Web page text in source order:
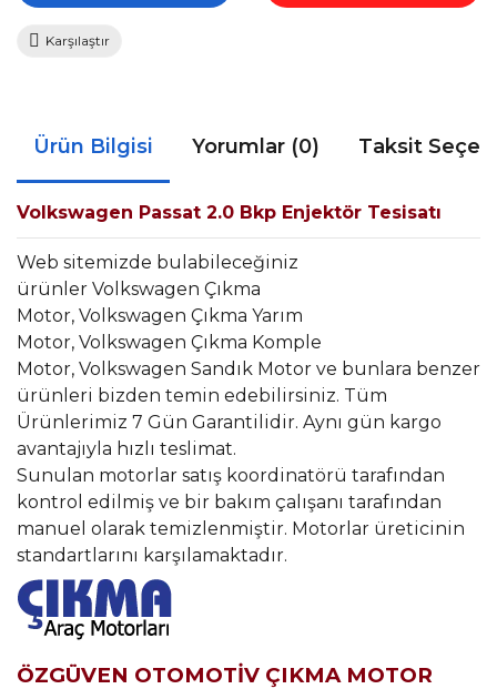
Karşılaştır
Ürün Bilgisi Yorumlar (0) Taksit
Volkswagen Passat 2.0 Bkp Enjektör Tesisatı
Web sitemizde bulabileceğiniz
ürünler Volkswagen Çıkma
Motor, Volkswagen Çıkma Yarım
Motor, Volkswagen Çıkma Komple
Motor, Volkswagen Sandık Motor ve bunlara benzer
ürünleri bizden temin edebilirsiniz. Tüm
Ürünlerimiz 7 Gün Garantilidir. Aynı gün kargo
avantajıyla hızlı teslimat.
Sunulan motorlar satış koordinatörü tarafından
kontrol edilmiş ve bir bakım çalışanı tarafından
manuel olarak temizlenmiştir. Motorlar üreticinin
standartlarını karşılamaktadır.
ÖZGÜVEN OTOMOTİV ÇIKMA MOTOR